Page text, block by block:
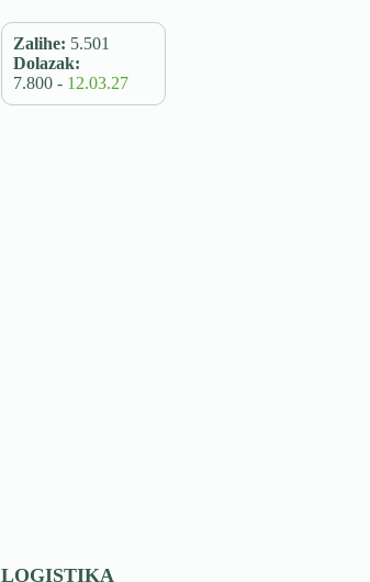
Zalihe: 5.501
Dolazak:
7.800 - 12.03.27
LOGISTIKA